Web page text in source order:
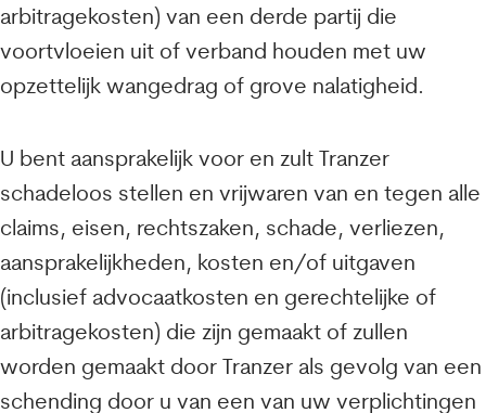
arbitragekosten) van een derde partij die
voortvloeien uit of verband houden met uw
opzettelijk wangedrag of grove nalatigheid.
U bent aansprakelijk voor en zult Tranzer
schadeloos stellen en vrijwaren van en tegen alle
claims, eisen, rechtszaken, schade, verliezen,
aansprakelijkheden, kosten en/of uitgaven
(inclusief advocaatkosten en gerechtelijke of
arbitragekosten) die zijn gemaakt of zullen
worden gemaakt door Tranzer als gevolg van een
schending door u van een van uw verplichtingen